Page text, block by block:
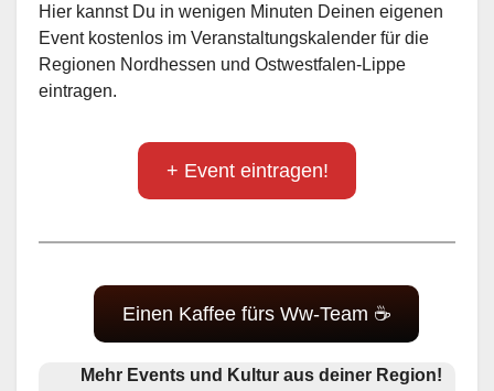
Hier kannst Du in wenigen Minuten Deinen eigenen
Event kostenlos im Veranstaltungskalender für die
Regionen Nordhessen und Ostwestfalen-Lippe
eintragen.
+ Event eintragen!
Einen Kaffee fürs Ww-Team ☕
Mehr Events und Kultur aus deiner Region!